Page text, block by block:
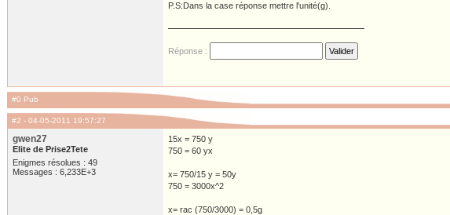
P.S:Dans la case réponse mettre l'unité(g).
Réponse :
#0 Pub
#2 - 04-05-2011 19:57:27
gwen27
Elite de Prise2Tete
Enigmes résolues : 49
Messages : 6,233E+3
15x = 750 y
750 = 60 yx
x= 750/15 y = 50y
750 = 3000x^2
x= rac (750/3000) = 0,5g